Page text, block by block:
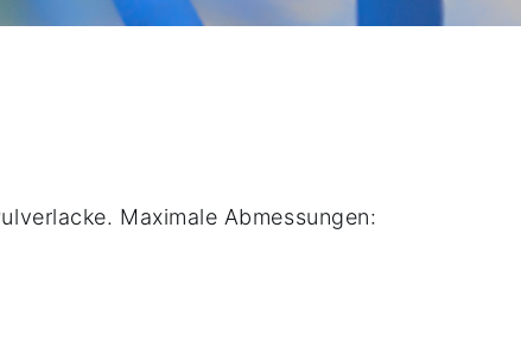
Maximale Abmessungen: